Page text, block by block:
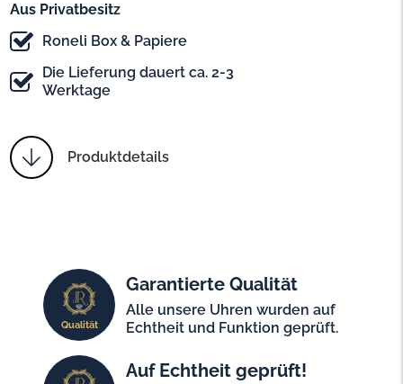
Aus Privatbesitz
Roneli Box & Papiere
Die Lieferung dauert ca. 2-3
Werktage
Produktdetails
Qualität
Garantierte Qualität
Alle unsere Uhren wurden auf
Echtheit und Funktion geprüft.
Auf Echtheit geprüft!